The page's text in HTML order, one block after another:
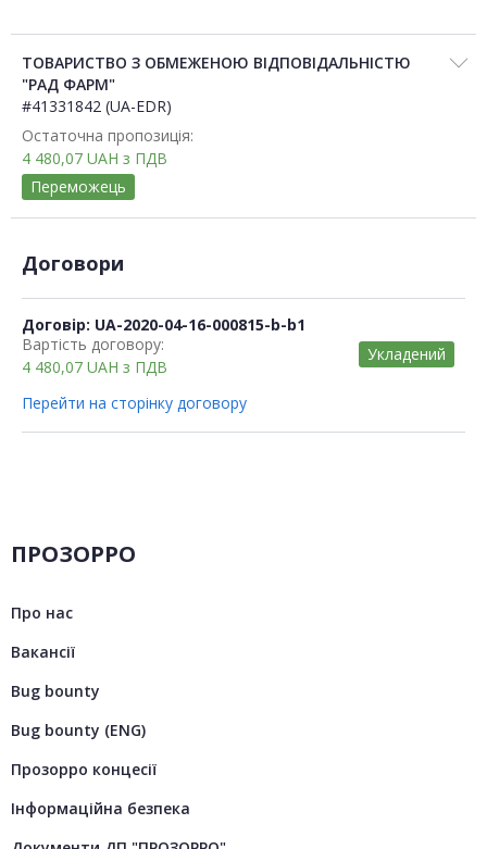
ТОВАРИСТВО З ОБМЕЖЕНОЮ ВІДПОВІДАЛЬНІСТЮ
"РАД ФАРМ"
#41331842 (UA-EDR)
Остаточна пропозиція:
4 480,07 UAH з ПДВ
Переможець
Договори
Договір: UA-2020-04-16-000815-b-b1
Вартість договору:
4 480,07 UAH з ПДВ
Укладений
Перейти на сторінку договору
ПРОЗОРРО
Про нас
Вакансії
Bug bounty
Bug bounty (ENG)
Прозорро концесії
Інформаційна безпека